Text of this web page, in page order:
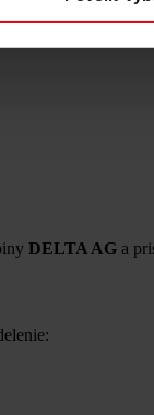
DELTA AG a